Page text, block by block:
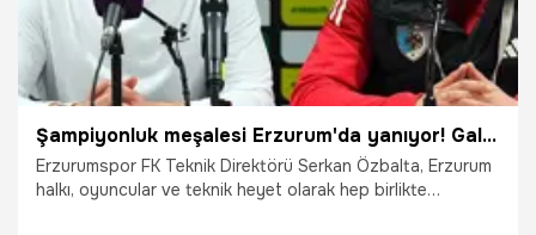
Şampiyonluk meşalesi Erzurum'da yanıyor! Galibiyetin ardından ilk sözler: İnşallah sezon sonu istenilen şampiyonluğa ulaşırız
Erzurumspor FK Teknik Direktörü Serkan Özbalta, Erzurum
halkı, oyuncular ve teknik heyet olarak hep birlikte